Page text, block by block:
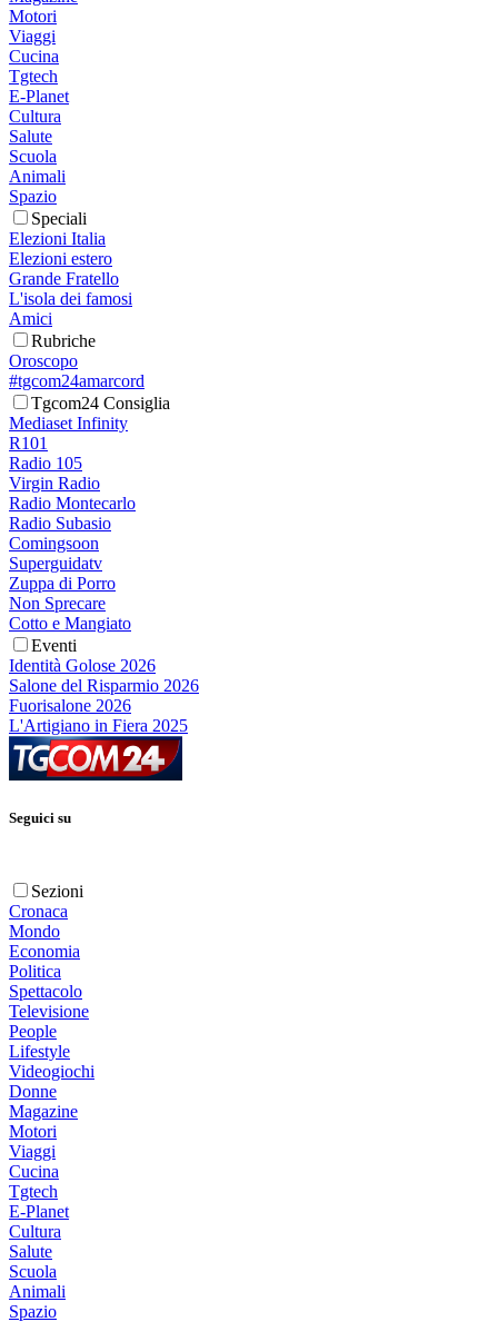
Motori
Viaggi
Cucina
Tgtech
E-Planet
Cultura
Salute
Scuola
Animali
Spazio
Speciali
Elezioni Italia
Elezioni estero
Grande Fratello
L'isola dei famosi
Amici
Rubriche
Oroscopo
#tgcom24amarcord
Tgcom24 Consiglia
Mediaset Infinity
R101
Radio 105
Virgin Radio
Radio Montecarlo
Radio Subasio
Comingsoon
Superguidatv
Zuppa di Porro
Non Sprecare
Cotto e Mangiato
Eventi
Identità Golose 2026
Salone del Risparmio 2026
Fuorisalone 2026
L'Artigiano in Fiera 2025
Seguici su
Sezioni
Cronaca
Mondo
Economia
Politica
Spettacolo
Televisione
People
Lifestyle
Videogiochi
Donne
Magazine
Motori
Viaggi
Cucina
Tgtech
E-Planet
Cultura
Salute
Scuola
Animali
Spazio